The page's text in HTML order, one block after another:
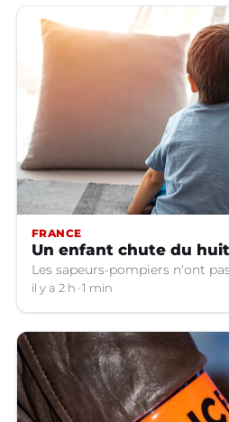
FRANCE
Un enfant chute du
Les sapeurs-pompiers n'ont
il y a 2 h 1 min